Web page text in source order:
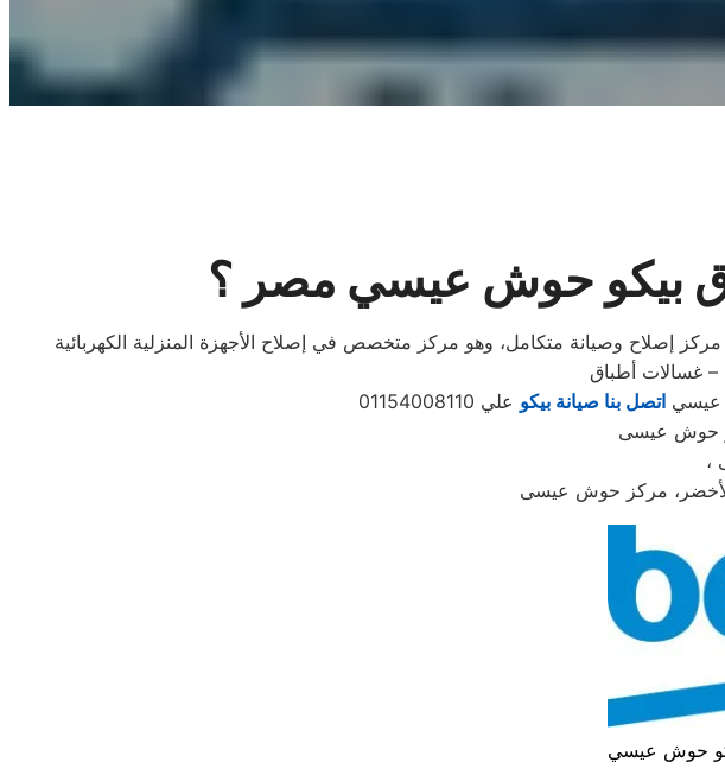
بيكو حوش عيسي مصر ؟
وصيانة متكامل، وهو مركز متخصص في إصلاح الأجهزة المنزلية الكهربائية
– غسالات أطباق
عيسي اتصل بنا صيانة بيكو علي 01154008110
حوش عيسى
مركز حوش عيسى
حوش عيسي